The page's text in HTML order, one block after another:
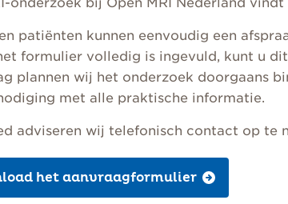
patiënten kunnen eenvoudig een
formulier volledig is ingevuld, kunt u
plannen wij het onderzoek doorgaans
met alle praktische informatie.
adviseren wij telefonisch contact op te
het aanvraagformulier